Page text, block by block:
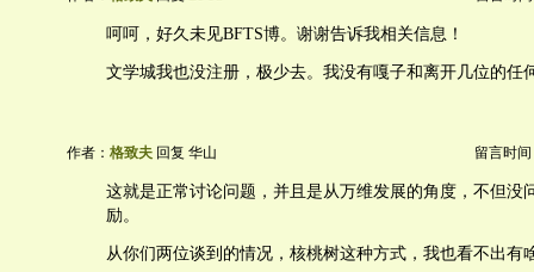
呵呵，好久未见BFTS博。谢谢告诉我相关信息！
文学城我也没注册，极少去。我没有嘎子和离开几位的任
作者： 格致夫 回复 华山 留言时间
这就是正常讨论问题，并且是从万维发展的角度，不但没
励。
从你们两位谈到的情况，核桃树这种方式，我也看不出有